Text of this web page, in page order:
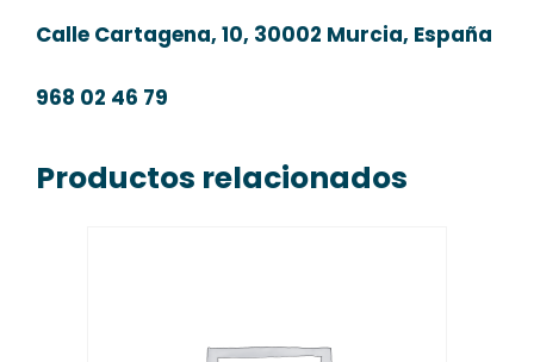
Calle Cartagena, 10, 30002 Murcia, España
968 02 46 79
Productos relacionados